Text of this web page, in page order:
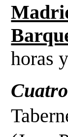
horas